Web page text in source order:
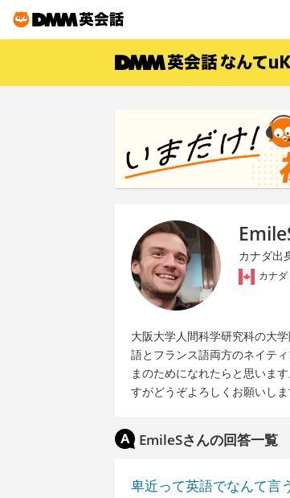
カナダ出
カナダ
大阪大学人間科学研究科の大
語とフランス語両方のネイテ
まのためになれたらと思いま
すがどうぞよろしくお願いしま
EmileSさんの回答一覧
卑近って英語でなんて言